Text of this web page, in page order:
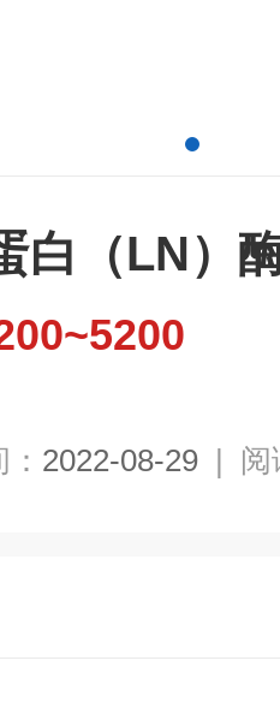
白（LN）
2022-08-29 | 阅